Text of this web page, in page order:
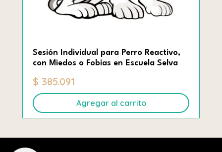
la
página
Sesión Individual para Perro Reactivo,
con Miedos o Fobias en Escuela Selva
$ 385.091
Agregar al carrito